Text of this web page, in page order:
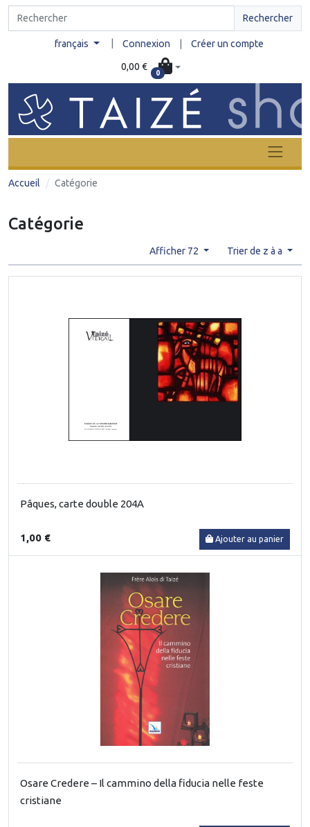
Rechercher
français Connexion Créer un compte
0,00 €
0
Accueil Catégorie
Catégorie
Afficher 72 Trier de z à a
Pâques, carte double 204A
1,00 € Ajouter au panier
Osare Credere – Il cammino della fiducia nelle feste
cristiane